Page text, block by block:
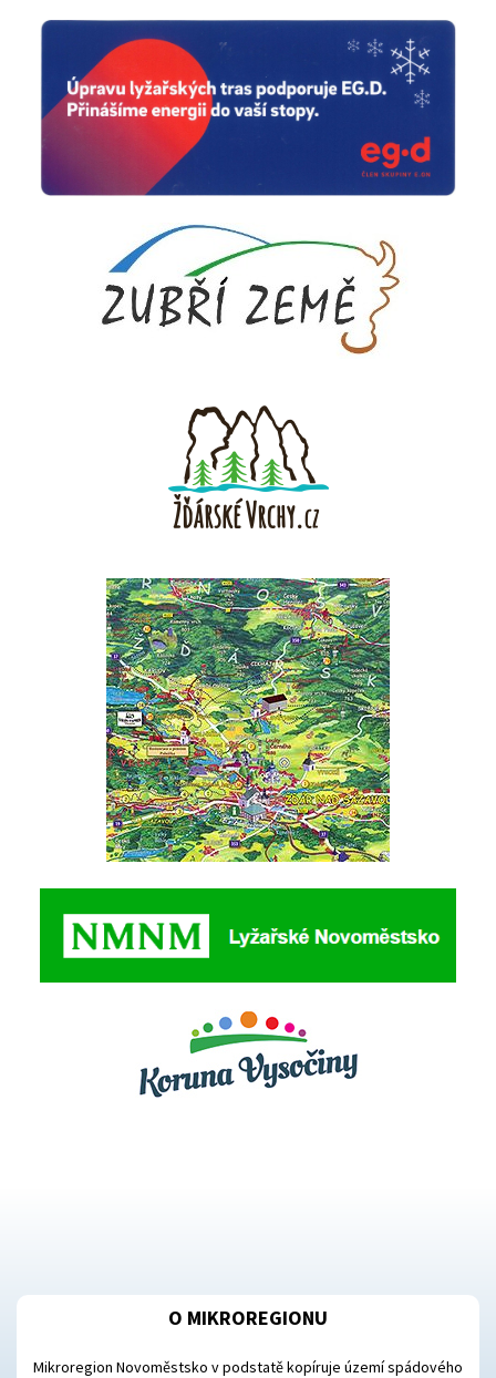
O MIKROREGIONU
Mikroregion Novoměstsko v podstatě kopíruje území spádového